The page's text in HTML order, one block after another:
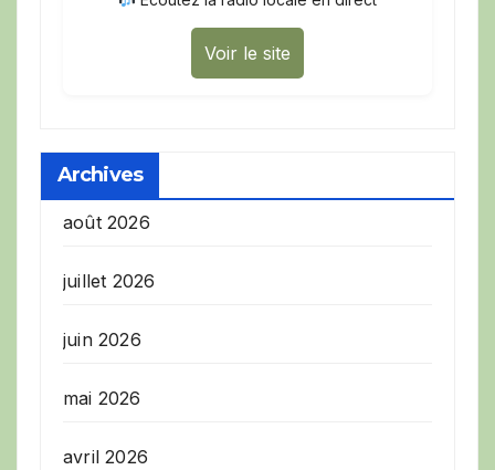
Voir le site
Archives
août 2026
juillet 2026
juin 2026
mai 2026
avril 2026